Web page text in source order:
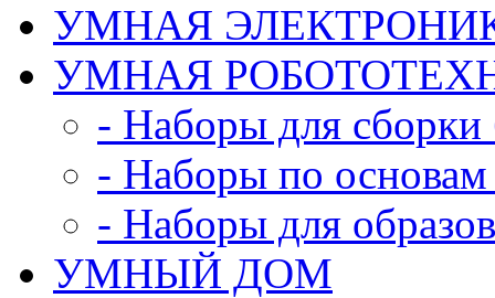
УМНАЯ
УМНАЯ
- Наборы для сборки
- Наборы по основам
- Наборы для
УМНЫЙ ДОМ